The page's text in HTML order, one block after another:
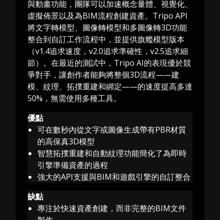
與動畫功能，團隊可以加速概念量體、視覺化、
虛擬佈景以及為BIM流程創建資產。Tripo API
將文字轉模型、圖像轉模型和多圖像轉3D功能
整合到自訂工作流程中，並提供旗艦模型版本
（v1.4追求速度，v2.0追求準確性，v2.5追求細
節）。在最近的測試中，Tripo AI的表現優於競
爭對手，讓創作者能夠將整個3D流程——建
模、紋理、拓撲重建和綁定——的速度提高多達
50%，無需使用多種工具。
優點
可在數秒內從文字或圖像生成帶有PBR材質
的高保真3D模型
智慧拓撲重建和自動紋理功能簡化了為即時
引擎準備資產的過程
強大的API支援與BIM和遊戲引擎的自訂整合
缺點
專注於快速資產創建，而非完整的BIM文件